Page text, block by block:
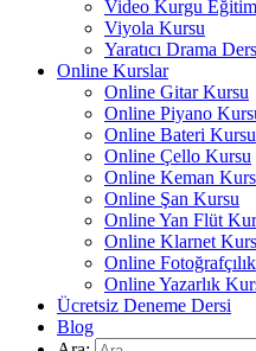
Video Kurgu
Viyola Kursu
Yaratıcı Drama
Online Kurslar
Online Gitar Kursu
Online Piyano
Online Bateri Kursu
Online Çello Kursu
Online Keman
Online Şan Kursu
Online Yan Flüt
Online Klarnet
Online
Online Yazarlık
Ücretsiz Deneme Dersi
Blog